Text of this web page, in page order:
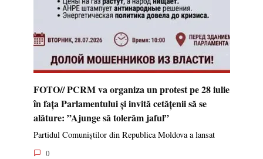
FOTO// PCRM va organiza un protest pe 28 iulie
în fața Parlamentului și invită cetățenii să se
alăture: ”Ajunge să tolerăm jaful”
Partidul Comuniștilor din Republica Moldova a lansat
0